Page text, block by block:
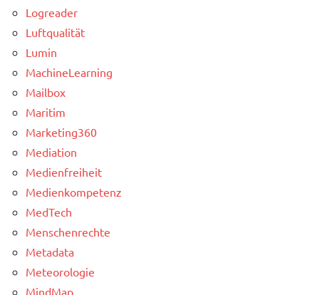
Logreader
Luftqualität
Lumin
MachineLearning
Mailbox
Maritim
Marketing360
Mediation
Medienfreiheit
Medienkompetenz
MedTech
Menschenrechte
Metadata
Meteorologie
MindMap